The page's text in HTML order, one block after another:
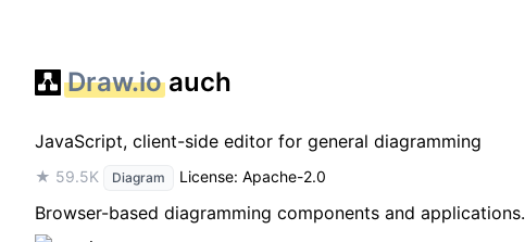
Draw.ioauch
JavaScript, client-side editor for general diagramming
★ 59.5K Diagram License: Apache-2.0
Browser-based diagramming components and applications.